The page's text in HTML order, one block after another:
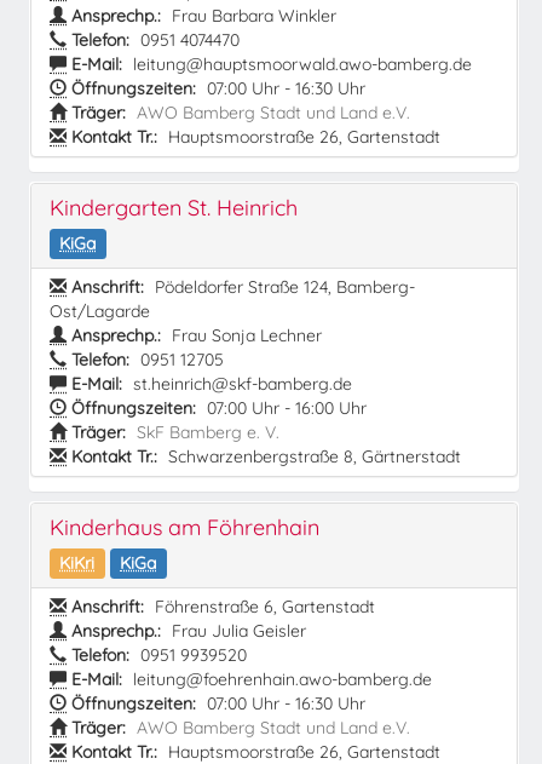
Ansprechp.: Frau Barbara Winkler
Telefon: 0951 4074470
E-Mail: leitung@hauptsmoorwald.awo-bamberg.de
Öffnungszeiten: 07:00 Uhr - 16:30 Uhr
Träger: AWO Bamberg Stadt und Land e.V.
Kontakt Tr.: Hauptsmoorstraße 26, Gartenstadt
Kindergarten St. Heinrich
KiGa
Anschrift: Pödeldorfer Straße 124, Bamberg-
Ost/Lagarde
Ansprechp.: Frau Sonja Lechner
Telefon: 0951 12705
E-Mail: st.heinrich@skf-bamberg.de
Öffnungszeiten: 07:00 Uhr - 16:00 Uhr
Träger: SkF Bamberg e. V.
Kontakt Tr.: Schwarzenbergstraße 8, Gärtnerstadt
Kinderhaus am Föhrenhain
KiKri
KiGa
Anschrift: Föhrenstraße 6, Gartenstadt
Ansprechp.: Frau Julia Geisler
Telefon: 0951 9939520
E-Mail: leitung@foehrenhain.awo-bamberg.de
Öffnungszeiten: 07:00 Uhr - 16:30 Uhr
Träger: AWO Bamberg Stadt und Land e.V.
Kontakt Tr.: Hauptsmoorstraße 26, Gartenstadt